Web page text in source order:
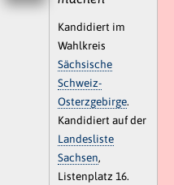
Kandidiert im
Wahlkreis
Sächsische
Schweiz-
Osterzgebirge.
Kandidiert auf der
Landesliste
Sachsen,
Listenplatz 16.